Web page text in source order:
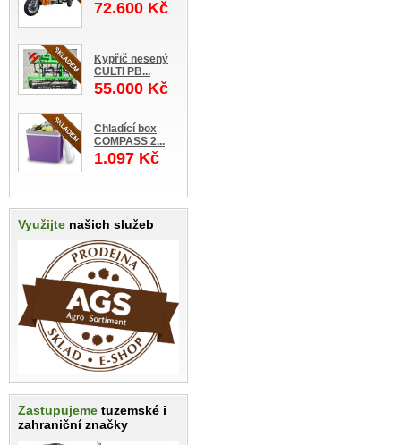
72.600 Kč
Kypřič nesený
CULTI PB...
55.000 Kč
Chladící box
COMPASS 2...
1.097 Kč
Využijte našich služeb
Zastupujeme tuzemské i
zahraniční značky